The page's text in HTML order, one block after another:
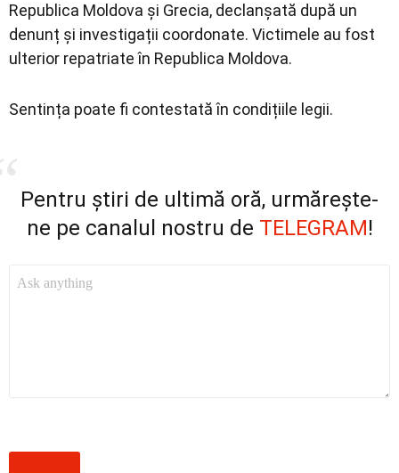
Republica Moldova și Grecia, declanșată după un
denunț și investigații coordonate. Victimele au fost
ulterior repatriate în Republica Moldova.
Sentința poate fi contestată în condițiile legii.
Pentru știri de ultimă oră, urmărește-
ne pe canalul nostru de TELEGRAM!